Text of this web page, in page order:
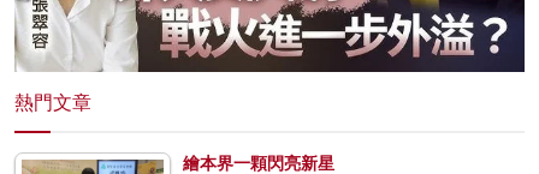
熱門文章
繪本界一顆閃亮新星